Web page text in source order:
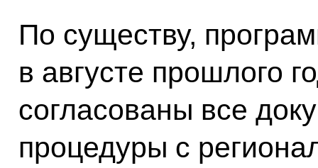
По существу,
в августе прошлого
согласованы все
процедуры с